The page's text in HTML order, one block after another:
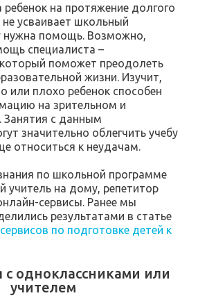
ребенок на протяжение долгого
усваивает школьный
нужна помощь. Возможно,
специалиста –
поможет преодолеть
жизни. Изучит,
или плохо ребенок способен
на зрительном и
Занятия с данным
значительно облегчить учебу
относиться к неудачам.
по школьной программе
учитель на дому, репетитор
сервисы. Ранее мы
результатами в статье
по подготовке детей к
с одноклассниками или
учителем